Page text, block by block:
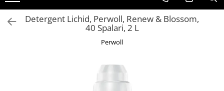
Oferte
Balsam Rufe
Detergent Lichid, Perwoll, Renew & Blossom,
40 Spalari, 2 L
Perwoll